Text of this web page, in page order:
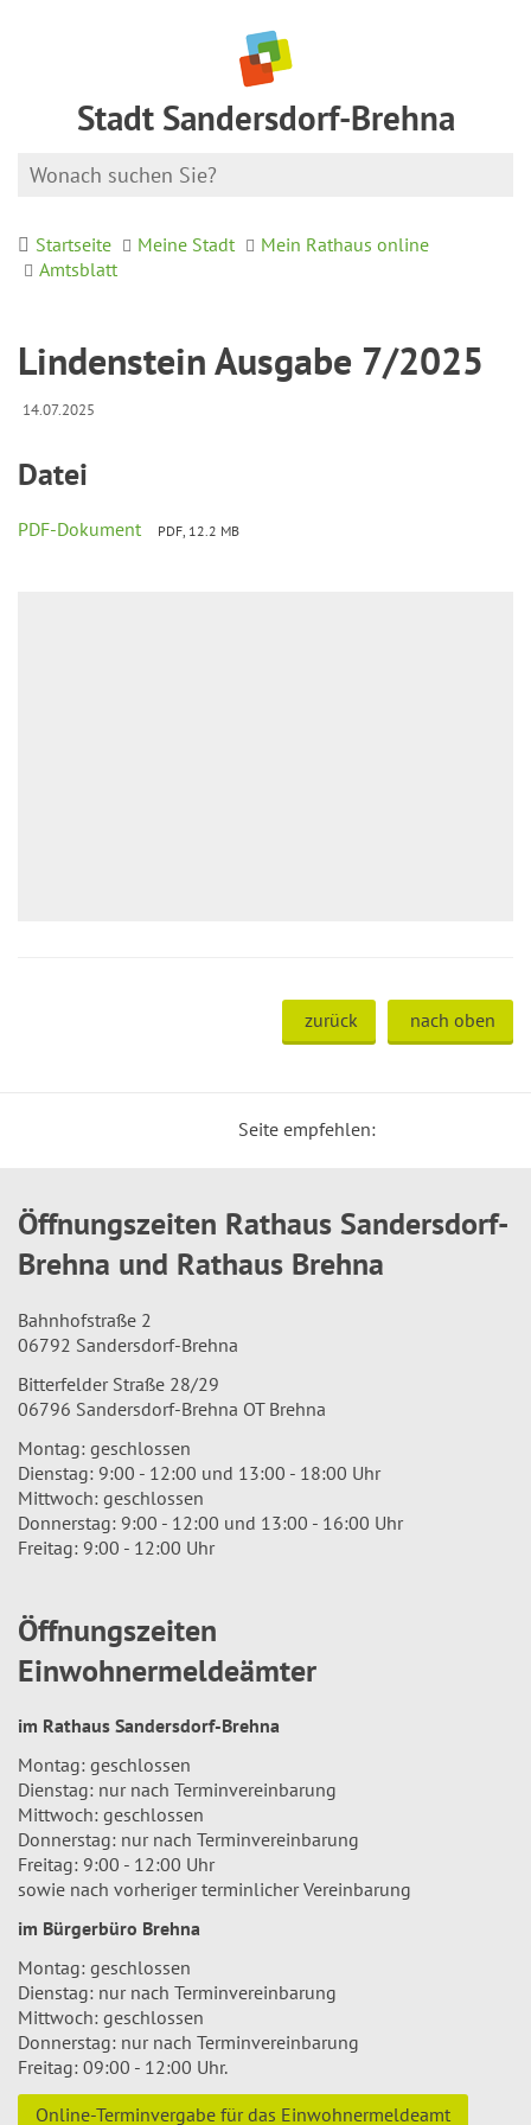
Stadt Sandersdorf-Brehna
Startseite Meine Stadt
Mein Rathaus online
Amtsblatt
Lindenstein Ausgabe 7/2025
14.07.2025
Datei
PDF-Dokument PDF, 12.2 MB
zurück nach oben
Seite empfehlen:
Öffnungszeiten Rathaus Sandersdorf-
Brehna und Rathaus Brehna
Bahnhofstraße 2
06792 Sandersdorf-Brehna
Bitterfelder Straße 28/29
06796 Sandersdorf-Brehna OT Brehna
Montag: geschlossen
Dienstag: 9:00 - 12:00 und 13:00 - 18:00 Uhr
Mittwoch: geschlossen
Donnerstag: 9:00 - 12:00 und 13:00 - 16:00 Uhr
Freitag: 9:00 - 12:00 Uhr
Öffnungszeiten
Einwohnermeldeämter
im Rathaus Sandersdorf-Brehna
Montag: geschlossen
Dienstag: nur nach Terminvereinbarung
Mittwoch: geschlossen
Donnerstag: nur nach Terminvereinbarung
Freitag: 9:00 - 12:00 Uhr
sowie nach vorheriger terminlicher Vereinbarung
im Bürgerbüro Brehna
Montag: geschlossen
Dienstag: nur nach Terminvereinbarung
Mittwoch: geschlossen
Donnerstag: nur nach Terminvereinbarung
Freitag: 09:00 - 12:00 Uhr.
Online-Terminvergabe für das Einwohnermeldeamt